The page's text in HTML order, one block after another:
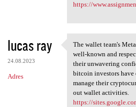
https://
lucas ray
24.08.2023
Adres
The wallet
The wallet team's
well-known and
their unwavering
bitcoin investors have
manage their
out wallet activities.
https://